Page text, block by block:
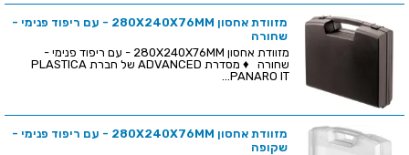
מזוודת אחסון 280X240X76MM - עם ריפוד פנימי -
שחורה
מזוודת אחסון 280X240X76MM - עם ריפוד פנימי -
שחורה ♦ מסדרת ADVANCED של חברת PLASTICA
PANARO IT...
מזוודת אחסון 280X240X76MM - עם ריפוד פנימי -
שקופה